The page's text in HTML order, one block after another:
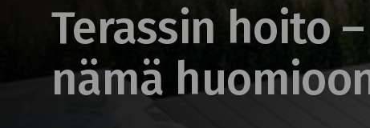
Terassin hoito
nämä